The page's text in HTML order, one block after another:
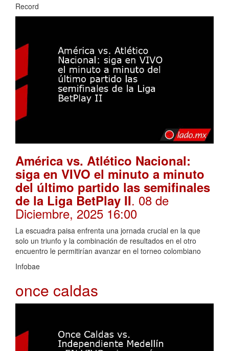
Record
América vs. Atlético Nacional:
siga en VIVO el minuto a minuto
del último partido las semifinales
de la Liga BetPlay II. 08 de
Diciembre, 2025 16:00
La escuadra paisa enfrenta una jornada crucial en la que
solo un triunfo y la combinación de resultados en el otro
encuentro le permitirían avanzar en el torneo colombiano
Infobae
once caldas